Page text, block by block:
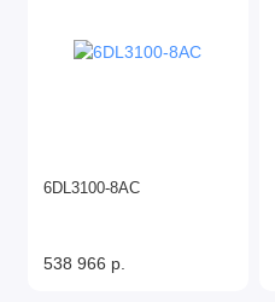
6DL3100-8AC
538 966 р.